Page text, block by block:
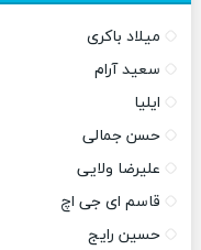
میلاد باکری
سعید آرام
ایلیا
حسن جمالی
علیرضا ولایی
قاسم ای جی اچ
حسین رایج